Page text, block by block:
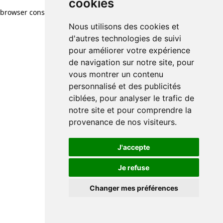
cookies
Nous utilisons des cookies et
d'autres technologies de suivi
pour améliorer votre expérience
de navigation sur notre site, pour
vous montrer un contenu
personnalisé et des publicités
ciblées, pour analyser le trafic de
notre site et pour comprendre la
provenance de nos visiteurs.
J'accepte
Je refuse
Changer mes préférences
browser console for more information)